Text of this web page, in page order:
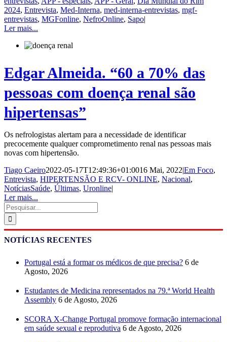
2024, Entrevista, Med-Interna, med-interna-entrevistas, mgf-
entrevistas, MGFonline, NefroOnline, Sapo|
Ler mais...
Edgar Almeida. “60 a 70% das
pessoas com doença renal são
hipertensas”
Os nefrologistas alertam para a necessidade de identificar
precocemente qualquer comprometimento renal nas pessoas mais
novas com hipertensão.
Tiago Caeiro2022-05-17T12:49:36+01:0016 Mai, 2022|Em Foco,
Entrevista, HIPERTENSÃO E RCV- ONLINE, Nacional,
NotíciasSaúde, Últimas, Uronline|
Ler mais...
Pesquisar
NOTÍCIAS RECENTES
Portugal está a formar os médicos de que precisa? 6 de
Agosto, 2026
Estudantes de Medicina representados na 79.ª World Health
Assembly 6 de Agosto, 2026
SCORA X-Change Portugal promove formação internacional
em saúde sexual e reprodutiva 6 de Agosto, 2026